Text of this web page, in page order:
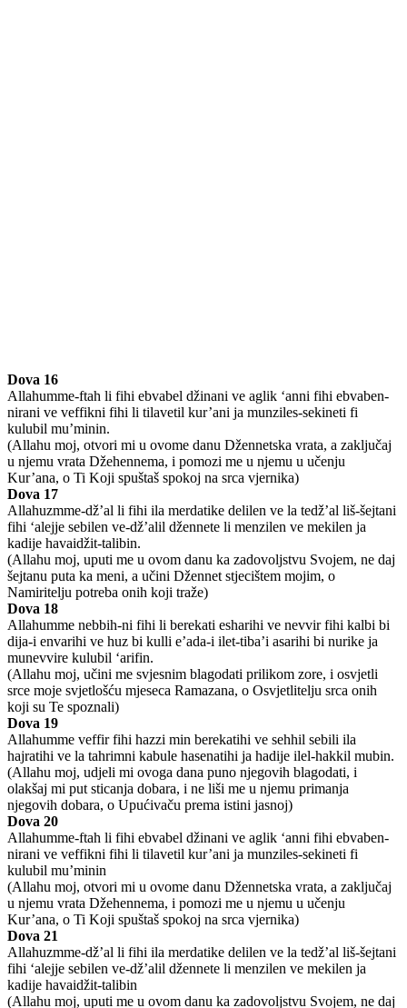
Dova 16
Allahumme-ftah li fihi ebvabel džinani ve aglik ‘anni fihi ebvaben-
nirani ve veffikni fihi li tilavetil kur’ani ja munziles-sekineti fi
kulubil mu’minin.
(Allahu moj, otvori mi u ovome danu Džennetska vrata, a zaključaj
u njemu vrata Džehennema, i pomozi me u njemu u učenju
Kur’ana, o Ti Koji spuštaš spokoj na srca vjernika)
Dova 17
Allahuzmme-dž’al li fihi ila merdatike delilen ve la tedž’al liš-šejtani
fihi ‘alejje sebilen ve-dž’alil džennete li menzilen ve mekilen ja
kadije havaidžit-talibin.
(Allahu moj, uputi me u ovom danu ka zadovoljstvu Svojem, ne daj
šejtanu puta ka meni, a učini Džennet stjecištem mojim, o
Namiritelju potreba onih koji traže)
Dova 18
Allahumme nebbih-ni fihi li berekati esharihi ve nevvir fihi kalbi bi
dija-i envarihi ve huz bi kulli e’ada-i ilet-tiba’i asarihi bi nurike ja
munevvire kulubil ‘arifin.
(Allahu moj, učini me svjesnim blagodati prilikom zore, i osvjetli
srce moje svjetlošću mjeseca Ramazana, o Osvjetlitelju srca onih
koji su Te spoznali)
Dova 19
Allahumme veffir fihi hazzi min berekatihi ve sehhil sebili ila
hajratihi ve la tahrimni kabule hasenatihi ja hadije ilel-hakkil mubin.
(Allahu moj, udjeli mi ovoga dana puno njegovih blagodati, i
olakšaj mi put sticanja dobara, i ne liši me u njemu primanja
njegovih dobara, o Upućivaču prema istini jasnoj)
Dova 20
Allahumme-ftah li fihi ebvabel džinani ve aglik ‘anni fihi ebvaben-
nirani ve veffikni fihi li tilavetil kur’ani ja munziles-sekineti fi
kulubil mu’minin
(Allahu moj, otvori mi u ovome danu Džennetska vrata, a zaključaj
u njemu vrata Džehennema, i pomozi me u njemu u učenju
Kur’ana, o Ti Koji spuštaš spokoj na srca vjernika)
Dova 21
Allahuzmme-dž’al li fihi ila merdatike delilen ve la tedž’al liš-šejtani
fihi ‘alejje sebilen ve-dž’alil džennete li menzilen ve mekilen ja
kadije havaidžit-talibin
(Allahu moj, uputi me u ovom danu ka zadovoljstvu Svojem, ne daj